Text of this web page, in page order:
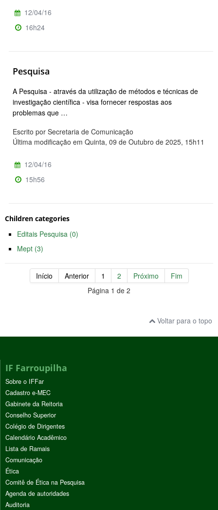
12/04/16
16h24
Pesquisa
A Pesquisa - através da utilização de métodos e técnicas de
investigação científica - visa fornecer respostas aos
problemas que …
Escrito por Secretaria de Comunicação
Última modificação em Quinta, 09 de Outubro de 2025, 15h11
12/04/16
15h56
Children categories
Editais Pesquisa (0)
Mept (3)
Início Anterior 1 2 Próximo
Fim
Página 1 de 2
Voltar para o topo
IF Farroupilha
Sobre o IFFar
Cadastro e-MEC
Gabinete da Reitoria
Conselho Superior
Colégio de Dirigentes
Calendário Acadêmico
Lista de Ramais
Comunicação
Ética
Comitê de Ética na Pesquisa
Agenda de autoridades
Auditoria